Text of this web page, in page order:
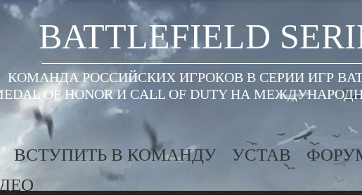
BATTLEFIELD
КОМАНДА РОССИЙСКИХ ИГРОКОВ В СЕРИИ ИГР
OF HONOR И CALL OF DUTY НА
ВСТУПИТЬ В КОМАНДУ УСТАВ